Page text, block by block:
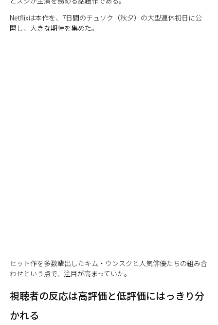
Netflixは本作を、7日間のチュソク（秋夕）の大型連休初日に公
開し、大きな期待を集めた。
ヒット作を多数輩出したキム・ウンスクと人気俳優たちの組み合
わせという点で、注目が高まっていた。
視聴者の反応は高評価と低評価にはっきり分
かれる